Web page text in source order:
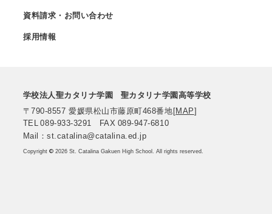
資料請求・お問い合わせ
採用情報
学校法人聖カタリナ学園
聖カタリナ学園高等学校
〒790-8557 愛媛県松山市藤原町468番地[MAP]
TEL 089-933-3291 FAX 089-947-6810
Mail：st.catalina@catalina.ed.jp
Copyright ©2026 St. Catalina Gakuen High School. All rights reserved.